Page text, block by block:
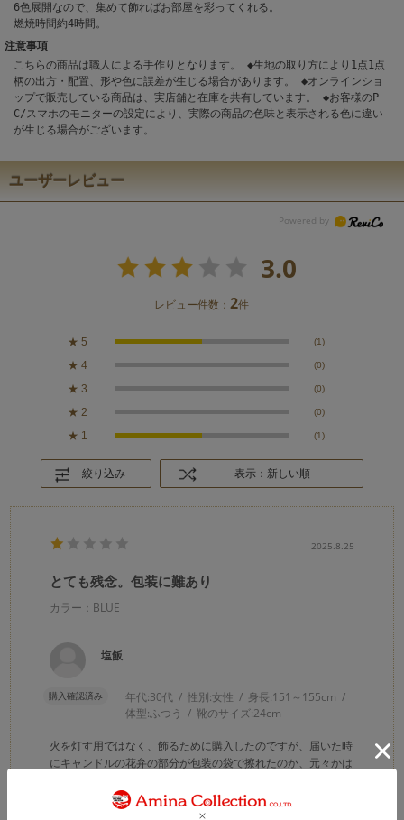
6色展開なので、集めて飾ればお部屋を彩ってくれる。
燃焼時間約4時間。
注意事項
こちらの商品は職人による手作りとなります。 ◆生地の取り方により1点1点
柄の出方・配置、形や色に誤差が生じる場合があります。 ◆オンラインショ
ップで販売している商品は、実店舗と在庫を共有しています。 ◆お客様のP
C/スマホのモニターの設定により、実際の商品の色味と表示される色に違い
が生じる場合がございます。
ユーザーレビュー
3.0
レビュー件数：2件
★ 5 (1)
★ 4 (0)
★ 3 (0)
★ 2 (0)
★ 1 (1)
絞り込み 表示：新しい順
2025.8.25
とても残念。包装に難あり
カラー：BLUE
塩飯
購入確認済み 年代:30代 性別:女性 身長:151～155cm
体型:ふつう 靴のサイズ:24cm
火を灯す用ではなく、飾るために購入したのですが、届いた時
にキャンドルの花弁の部分が包装の袋で擦れたのか、元々かは
上から被せる蓋のようなものか側面を覆うフィルム（キャンド
ルより高い）で、キャンドル部が袋に擦れないように対策が必